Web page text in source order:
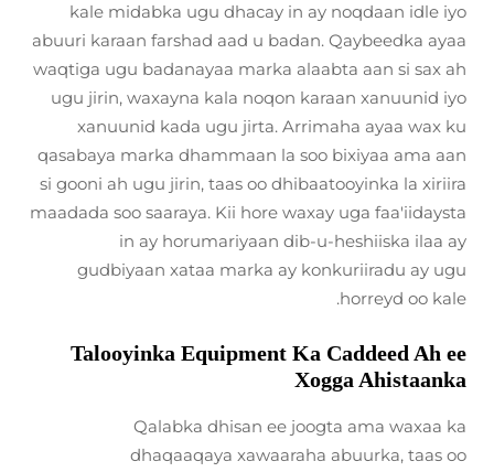
kale midabka ugu dhacay in ay noqdaan idle iyo
abuuri karaan farshad aad u badan. Qaybeedka ayaa
waqtiga ugu badanayaa marka alaabta aan si sax ah
ugu jirin, waxayna kala noqon karaan xanuunid iyo
xanuunid kada ugu jirta. Arrimaha ayaa wax ku
qasabaya marka dhammaan la soo bixiyaa ama aan
si gooni ah ugu jirin, taas oo dhibaatooyinka la xiriira
maadada soo saaraya. Kii hore waxay uga faa'iidaysta
in ay horumariyaan dib-u-heshiiska ilaa ay
gudbiyaan xataa marka ay konkuriiradu ay ugu
horreyd oo kale.
Talooyinka Equipment Ka Caddeed Ah ee
Xogga Ahistaanka
Qalabka dhisan ee joogta ama waxaa ka
dhaqaaqaya xawaaraha abuurka, taas oo